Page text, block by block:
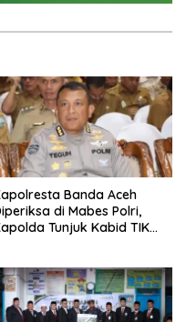
Banda Aceh
di Mabes Polri,
Tunjuk Kabid TIK